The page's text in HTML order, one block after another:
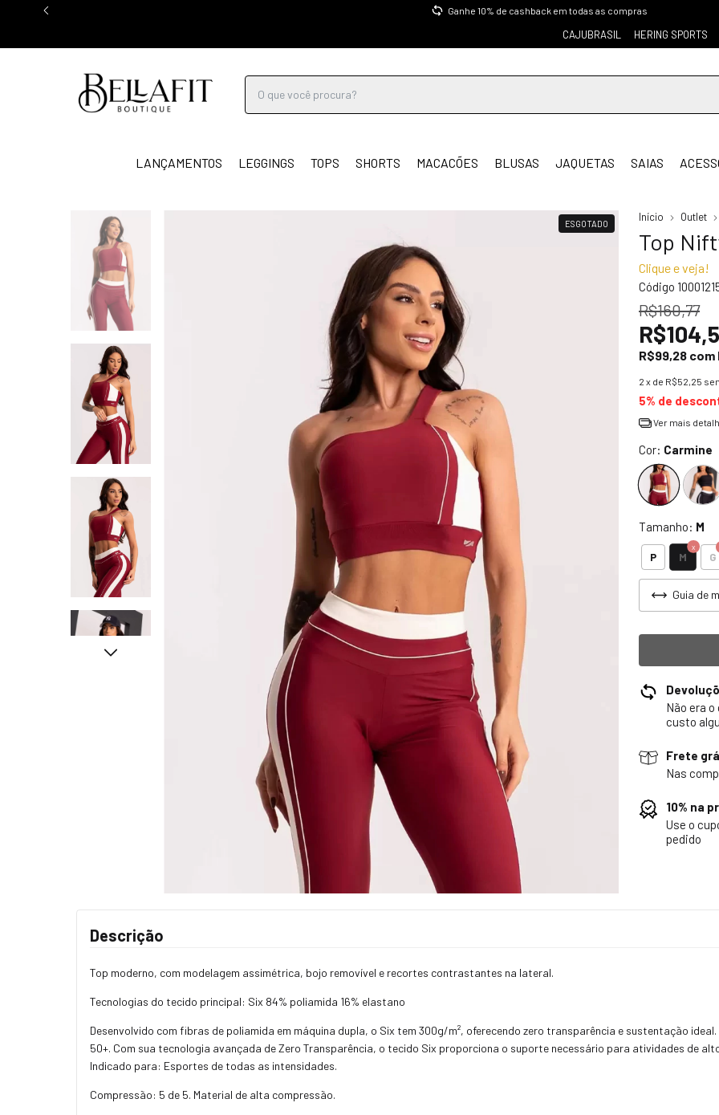
Ganhe 10% de cashback em todas as compras
CAJUBRASIL HERING SPORTS
LANÇAMENTOS LEGGINGS TOPS SHORTS MACACÕES BLUSAS JAQUETAS SAIAS
ESGOTADO
Início Outlet
Top
Clique e veja!
Código
R$160,77
R$99,28 com
2 x de R$52,25
5% de
Ver mais
Cor: Carmine
Tamanho: M
P M G
Guia de
Não era
custo
Frete
Nas
10% na
Use o
pedido
Descrição
Top moderno, com modelagem assimétrica, bojo removível e recortes contrastantes na lateral.
Tecnologias do tecido principal: Six 84% poliamida 16% elastano
Desenvolvido com fibras de poliamida em máquina dupla, o Six tem 300g/m², oferecendo zero transparência e sustentação
50+. Com sua tecnologia avançada de Zero Transparência, o tecido Six proporciona o suporte necessário para atividades de
Indicado para: Esportes de todas as intensidades.
Compressão: 5 de 5. Material de alta compressão.